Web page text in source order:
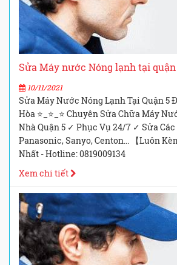
Sửa Máy nước Nóng lạnh tại quận
10/11/2021
Sửa Máy Nước Nóng Lạnh Tại Quận 5
Hòa ⭐_⭐_⭐ Chuyên Sửa Chữa Máy
Nhà Quận 5 ✓ Phục Vụ 24/7 ✓ Sửa
Panasonic, Sanyo, Centon... 【Luôn
Nhất - Hotline: 0819009134
Xem chi tiết